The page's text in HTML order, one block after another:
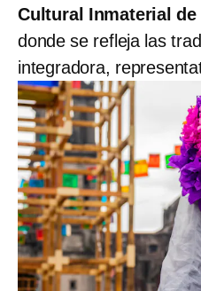
Cultural Inmaterial de
donde se refleja las
integradora,